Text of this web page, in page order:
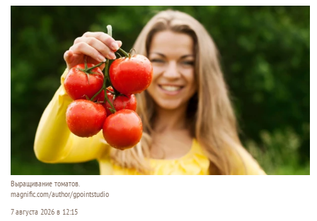
Выращивание томатов.
magnific.com/author/gpointstudio
7 августа 2026 в 12:15